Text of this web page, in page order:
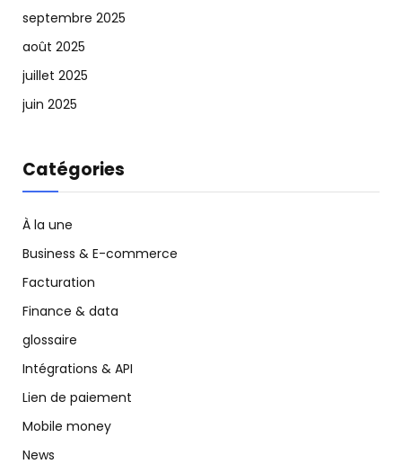
septembre 2025
août 2025
juillet 2025
juin 2025
Catégories
À la une
Business & E-commerce
Facturation
Finance & data
glossaire
Intégrations & API
Lien de paiement
Mobile money
News